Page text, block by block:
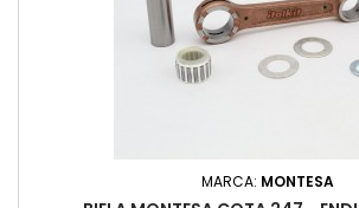
MARCA: MONTESA